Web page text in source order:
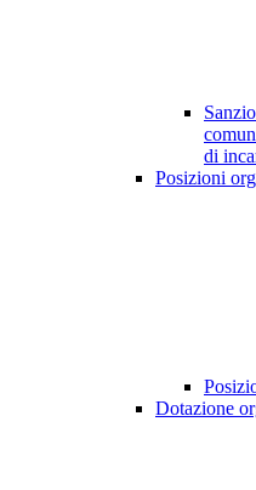
di
Posizioni
Dotazione